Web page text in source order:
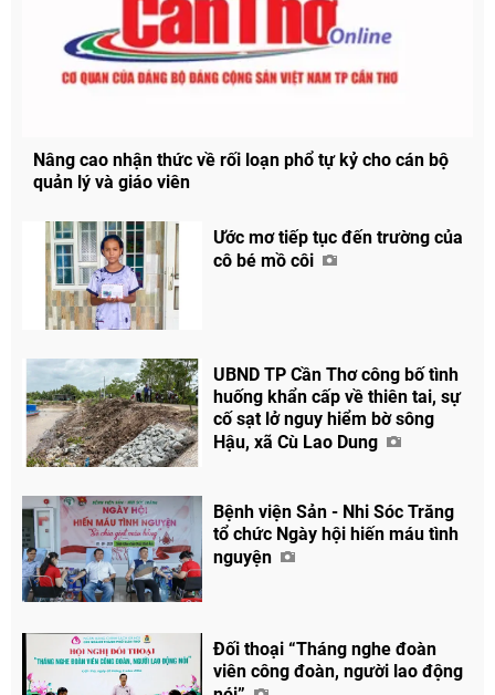
Nâng cao nhận thức về rối loạn phổ tự kỷ cho cán bộ
quản lý và giáo viên
Ước mơ tiếp tục đến trường của
cô bé mồ côi
UBND TP Cần Thơ công bố tình
huống khẩn cấp về thiên tai, sự
cố sạt lở nguy hiểm bờ sông
Hậu, xã Cù Lao Dung
Bệnh viện Sản - Nhi Sóc Trăng
tổ chức Ngày hội hiến máu tình
nguyện
Đối thoại “Tháng nghe đoàn
viên công đoàn, người lao động